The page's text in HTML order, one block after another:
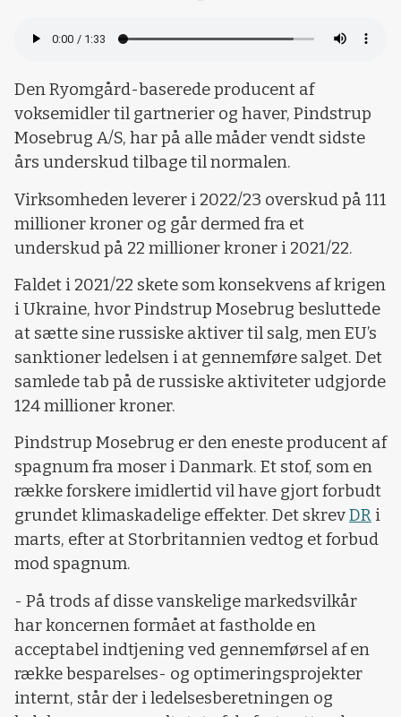
Den Ryomgård-baserede producent af
voksemidler til gartnerier og haver, Pindstrup
Mosebrug A/S, har på alle måder vendt sidste
års underskud tilbage til normalen.
Virksomheden leverer i 2022/23 overskud på 111
millioner kroner og går dermed fra et
underskud på 22 millioner kroner i 2021/22.
Faldet i 2021/22 skete som konsekvens af krigen
i Ukraine, hvor Pindstrup Mosebrug besluttede
at sætte sine russiske aktiver til salg, men EU’s
sanktioner ledelsen i at gennemføre salget. Det
samlede tab på de russiske aktiviteter udgjorde
124 millioner kroner.
Pindstrup Mosebrug er den eneste producent af
spagnum fra moser i Danmark. Et stof, som en
række forskere imidlertid vil have gjort forbudt
grundet klimaskadelige effekter. Det skrevDR i
marts, efter at Storbritannien vedtog et forbud
mod spagnum.
- På trods af disse vanskelige markedsvilkår
har koncernen formået at fastholde en
acceptabel indtjening ved gennemførsel af en
række besparelses- og optimeringsprojekter
internt, står der i ledelsesberetningen og